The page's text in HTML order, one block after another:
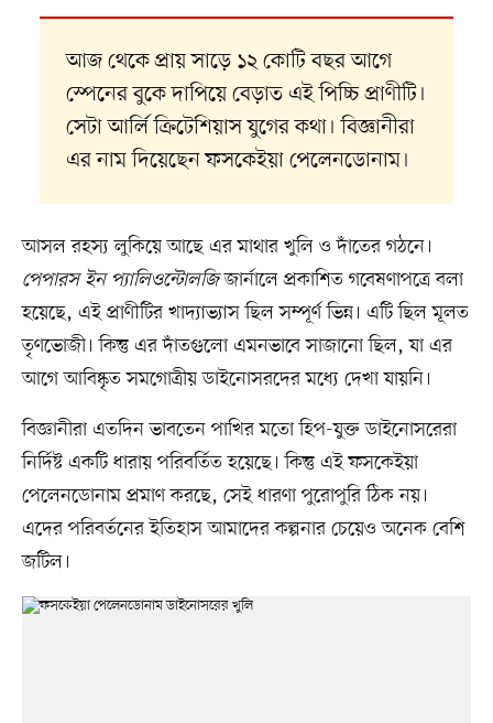
আজ থেকে প্রায় সাড়ে ১২ কোটি বছর আগে
স্পেনের বুকে দাপিয়ে বেড়াত এই পিচ্চি প্রাণীটি।
সেটা আর্লি ক্রিটেশিয়াস যুগের কথা। বিজ্ঞানীরা
এর নাম দিয়েছেন ফসকেইয়া পেলেনডোনাম।
আসল রহস্য লুকিয়ে আছে এর মাথার খুলি ও দাঁতের গঠনে।
পেপারস ইন প্যালিওন্টোলজিজার্নালে প্রকাশিত গবেষণাপত্রে বলা
হয়েছে, এই প্রাণীটির খাদ্যাভ্যাস ছিল সম্পূর্ণ ভিন্ন। এটি ছিল মূলত
তৃণভোজী। কিন্তু এর দাঁতগুলো এমনভাবে সাজানো ছিল, যা এর
আগে আবিষ্কৃত সমগোত্রীয় ডাইনোসরদের মধ্যে দেখা যায়নি।
বিজ্ঞানীরা এতদিন ভাবতেন পাখির মতো হিপ-যুক্ত ডাইনোসরেরা
নির্দিষ্ট একটি ধারায় পরিবর্তিত হয়েছে। কিন্তু এই ফসকেইয়া
পেলেনডোনাম প্রমাণ করছে, সেই ধারণা পুরোপুরি ঠিক নয়।
এদের পরিবর্তনের ইতিহাস আমাদের কল্পনার চেয়েও অনেক বেশি
জটিল।